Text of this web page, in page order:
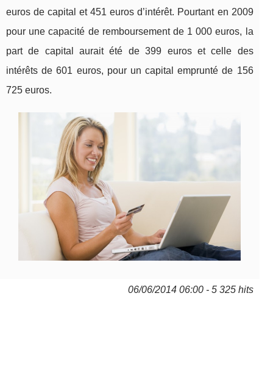
euros de capital et 451 euros d’intérêt. Pourtant en 2009
pour une capacité de remboursement de 1 000 euros, la
part de capital aurait été de 399 euros et celle des
intérêts de 601 euros, pour un capital emprunté de 156
725 euros.
06/06/2014 06:00 - 5 325 hits